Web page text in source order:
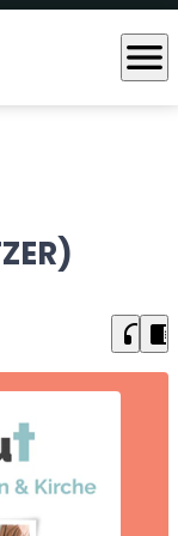
menu
headphones chrome_reader_mode